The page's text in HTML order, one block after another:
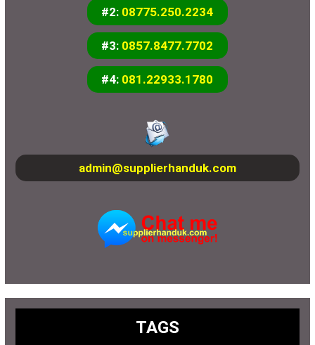
#2: 08775.250.2234
#3: 0857.8477.7702
#4: 081.22933.1780
admin@supplierhanduk.com
TAGS